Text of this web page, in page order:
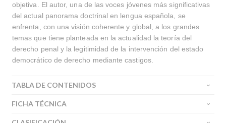
objetiva. El autor, una de las voces jóvenes más significativas
del actual panorama doctrinal en lengua española, se
enfrenta, con una visión coherente y global, a los grandes
temas que tiene planteada en la actualidad la teoría del
derecho penal y la legitimidad de la intervención del estado
democrático de derecho mediante castigos.
TABLA DE CONTENIDOS
FICHA TÉCNICA